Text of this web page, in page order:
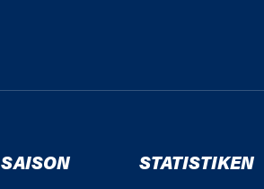
SAISON STATISTIKEN